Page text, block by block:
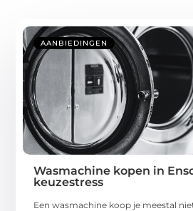
AANBIEDINGEN
Wasmachine kopen in
keuzestress
Een wasmachine koop je meestal